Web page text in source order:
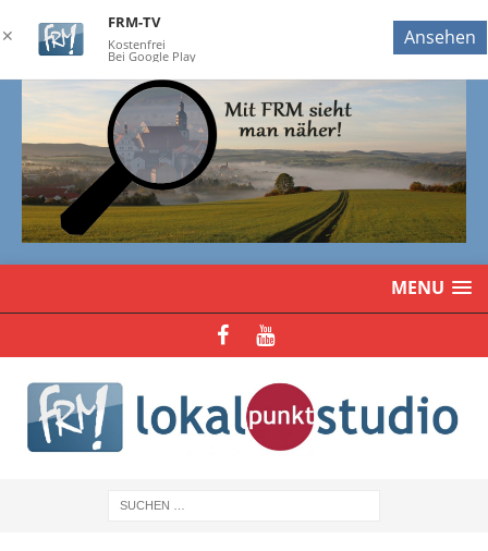
MENU
✕
FRM-TV
Kostenfrei
Bei Google Play
Ansehen